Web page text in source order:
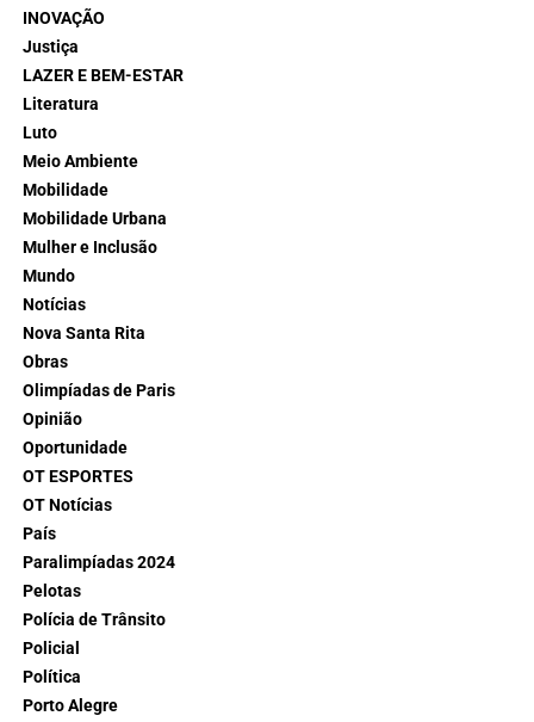
INOVAÇÃO
Justiça
LAZER E BEM-ESTAR
Literatura
Luto
Meio Ambiente
Mobilidade
Mobilidade Urbana
Mulher e Inclusão
Mundo
Notícias
Nova Santa Rita
Obras
Olimpíadas de Paris
Opinião
Oportunidade
OT ESPORTES
OT Notícias
País
Paralimpíadas 2024
Pelotas
Polícia de Trânsito
Policial
Política
Porto Alegre